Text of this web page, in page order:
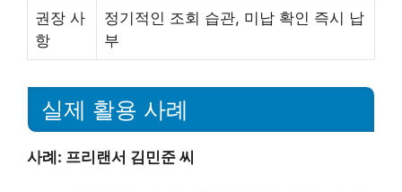
권장 사
항
정기적인 조회 습관, 미납 확인 즉시 납
부
실제 활용 사례
사례: 프리랜서 김민준 씨